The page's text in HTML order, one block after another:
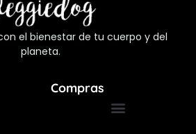
el bienestar de tu cuerpo y del
planeta.
Compras